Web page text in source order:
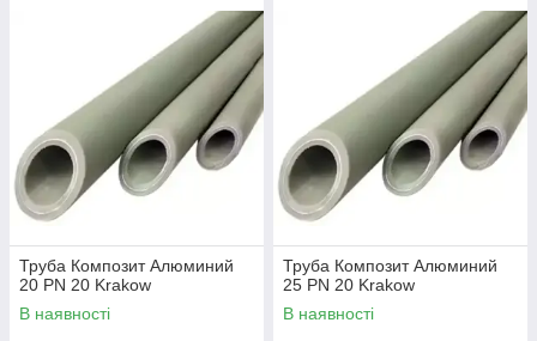
Труба Композит Алюминий
20 PN 20 Krakow
В наявності
Труба Композит Алюминий
25 PN 20 Krakow
В наявності